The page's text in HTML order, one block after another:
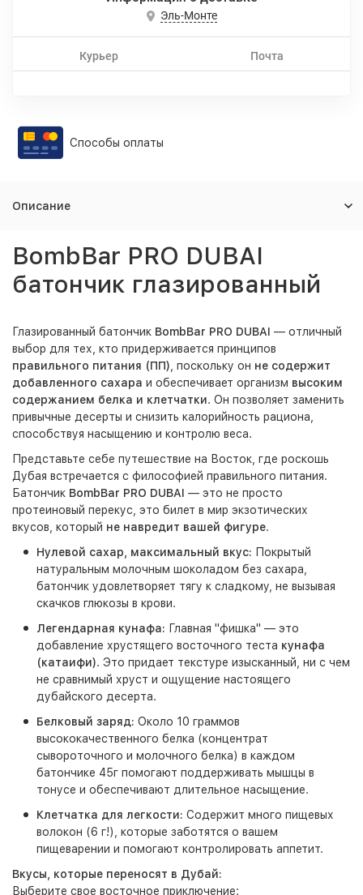
Эль-Монте
Курьер Почта
Способы оплаты
Описание
BombBar PRO DUBAI
батончик глазированный
Глазированный батончик BombBar PRO DUBAI — отличный
выбор для тех, кто придерживается принципов
правильного питания (ПП) , поскольку он не содержит
добавленного сахара и обеспечивает организм высоким
содержанием белка и клетчатки. Он позволяет заменить
привычные десерты и снизить калорийность рациона,
способствуя насыщению и контролю веса.
Представьте себе путешествие на Восток, где роскошь
Дубая встречается с философией правильного питания.
Батончик BombBar PRO DUBAI — это не просто
протеиновый перекус, это билет в мир экзотических
вкусов, который не навредит вашей фигуре.
Нулевой сахар, максимальный вкус: Покрытый
натуральным молочным шоколадом без сахара,
батончик удовлетворяет тягу к сладкому, не вызывая
скачков глюкозы в крови.
Легендарная кунафа: Главная "фишка" — это
добавление хрустящего восточного теста кунафа
(катаифи). Это придает текстуре изысканный, ни с чем
не сравнимый хруст и ощущение настоящего
дубайского десерта.
Белковый заряд: Около 10 граммов
высококачественного белка (концентрат
сывороточного и молочного белка) в каждом
батончике 45г помогают поддерживать мышцы в
тонусе и обеспечивают длительное насыщение.
Клетчатка для легкости: Содержит много пищевых
волокон (6 г!), которые заботятся о вашем
пищеварении и помогают контролировать аппетит.
Вкусы, которые переносят в Дубай:
Выберите свое восточное приключение: